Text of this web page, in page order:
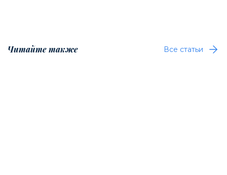
Читайте также Все статьи